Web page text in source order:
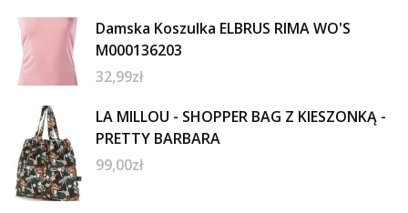
Damska Koszulka ELBRUS RIMA WO'S
M000136203
32,99zł
LA MILLOU - SHOPPER BAG Z KIESZONKĄ -
PRETTY BARBARA
99,00zł